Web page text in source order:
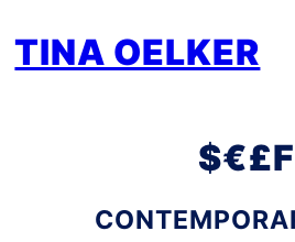
TINA OELKER
$€£F